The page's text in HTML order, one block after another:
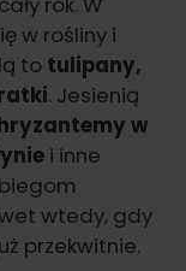
w rośliny i
to tulipany,
. Jesienią
w
i inne
wtedy, gdy
przekwitnie.